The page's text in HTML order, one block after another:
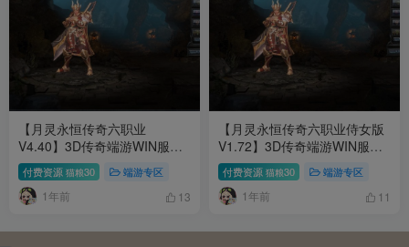
【月灵永恒传奇六职业
V4.40】3D传奇端游WIN服务
端+PC客户端+架设教程
付费资源 猫粮30 端游专区
1年前 13
【月灵永恒传奇六职业侍女版
V1.72】3D传奇端游WIN服务
端+PC客户端+架设教程
付费资源 猫粮30 端游专区
1年前 11